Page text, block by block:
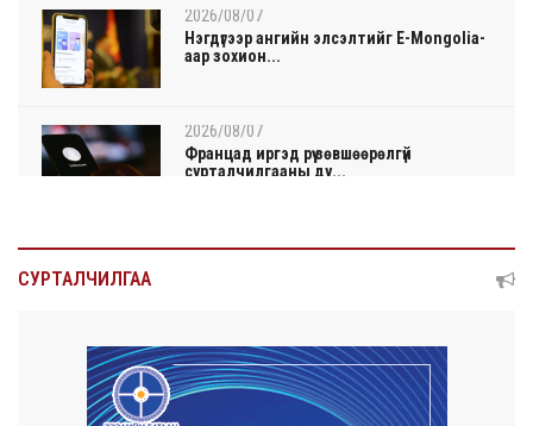
2026/08/07
Нэгдүгээр ангийн элсэлтийг E-Mongolia-
аар зохион...
2026/08/07
Францад иргэд рүү зөвшөөрөлгүй
сурталчилгааны ду...
2026/08/07
2026/08/07
Автомашины улсын дугаар сондгой
тоогоор төгссөн ...
СУРТАЛЧИЛГАА